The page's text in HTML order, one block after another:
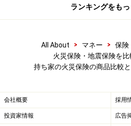
ホームプロテクト総合保
プランはAからFまで6つある。保
引やオール電化住宅割引、築浅
がある。
安心あっとホーム（共栄
ランキングをも
All About > マネー > 保険
火災保険・地震保険を比
持ち家の火災保険の商品比較
会社概要 採用
投資家情報 広告